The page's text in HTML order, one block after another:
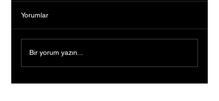
Yorumlar
Bir yorum yazın...